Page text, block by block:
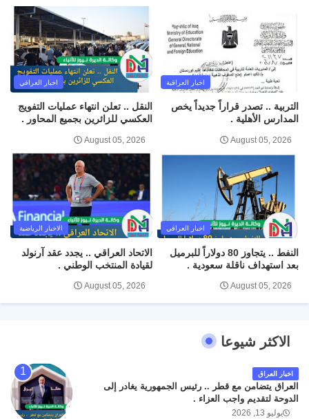
اخبار العراقية
التربية .. تصدر قراراً جديداً يخص
المدارس الأهلية .
August 05, 2026
اخبار العراقي
النقل .. تعلن انتهاء عمليات التفويج
العكسي للزائرين بجميع المحاور .
August 05, 2026
اخبار العراقي
النفط .. يتجاوز 80 دولاراً للبرميل
بعد استهداف ناقلة سعودية .
August 05, 2026
الاخبار الرياضية
الاتحاد العراقي .. يجدد عقد آرنولد
لقيادة المنتخب الوطني .
August 05, 2026
الاكثر شيوعا
اخبار العراق
العراق يتضامن مع قطر .. رئيس الجمهورية يغادر إلى
الدوحة لتقديم واجب العزاء .
يوليو 13, 2026